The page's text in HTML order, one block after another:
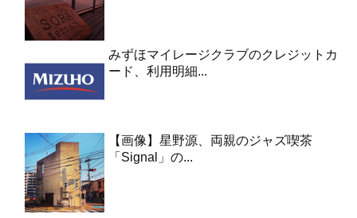
みずほマイレージクラブのクレジットカ
ード、利用明細...
【画像】星野源、両親のジャズ喫茶
「Signal」の...